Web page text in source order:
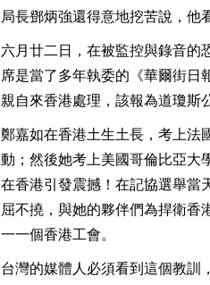
局長鄧炳強還得意地挖苦說，他
六月廿二日，在被監控與錄音的
席是當了多年執委的《華爾街日
親自來香港處理，該報為道瓊斯
鄭嘉如在香港土生土長，考上法
動；然後她考上美國哥倫比亞大
在香港引發震撼！在記協選舉當
屈不撓，與她的夥伴們為捍衛香
一一個香港工會。
台灣的媒體人必須看到這個教訓